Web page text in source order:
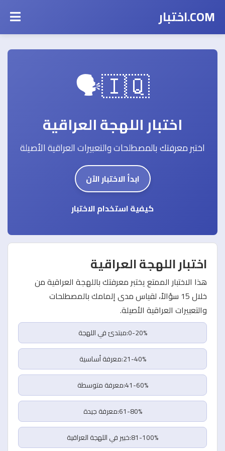
COM.اختبار
🇮🇶🗣️
اختبار اللهجة العراقية
اختبر معرفتك بالمصطلحات والتعبيرات العراقية الأصيلة
ابدأ الاختبار الآن
كيفية استخدام الاختبار
اختبار اللهجة العراقية
هذا الاختبار الممتع يختبر معرفتك باللهجة العراقية من
خلال 15 سؤالاً، لقياس مدى إلمامك بالمصطلحات
والتعبيرات العراقية الأصيلة.
0-20%:مبتدئ في اللهجة
21-40%:معرفة أساسية
41-60%:معرفة متوسطة
61-80%:معرفة جيدة
81-100%:خبير في اللهجة العراقية